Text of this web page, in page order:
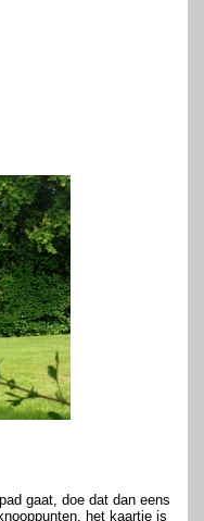
gaat, doe dat dan eens
het kaartje is